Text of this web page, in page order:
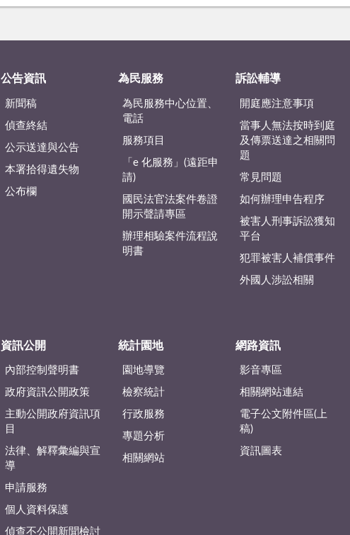
公告資訊
新聞稿
偵查終結
公示送達與公告
本署拾得遺失物
公布欄
為民服務
為民服務中心位置、
電話
服務項目
「e 化服務」(遠距申
請)
國民法官法案件卷證
開示聲請專區
辦理相驗案件流程說
明書
訴訟輔導
開庭應注意事項
當事人無法按時到庭
及傳票送達之相關問
題
常見問題
如何辦理申告程序
被害人刑事訴訟獲知
平台
犯罪被害人補償事件
外國人涉訟相關
資訊公開
內部控制聲明書
政府資訊公開政策
主動公開政府資訊項
目
法律、解釋彙編與宣
導
申請服務
個人資料保護
偵查不公開新聞檢討
統計園地
園地導覽
檢察統計
行政服務
專題分析
相關網站
網路資訊
影音專區
相關網站連結
電子公文附件區(上
稿)
資訊圖表